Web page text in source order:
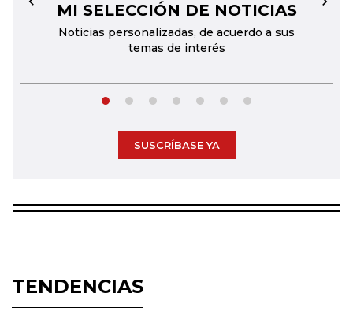
MI SELECCIÓN DE NOTICIAS
Noticias personalizadas, de acuerdo a sus
temas de interés
← →
SUSCRÍBASE YA
TENDENCIAS